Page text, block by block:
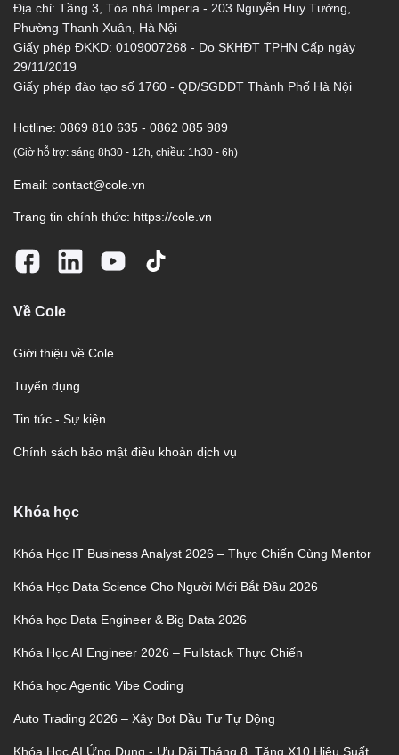
Địa chỉ: Tầng 3, Tòa nhà Imperia - 203 Nguyễn Huy Tưởng,
Phường Thanh Xuân, Hà Nội
Giấy phép ĐKKD: 0109007268 - Do SKHĐT TPHN Cấp ngày
29/11/2019
Giấy phép đào tạo số 1760 - QĐ/SGDĐT Thành Phố Hà Nội
Hotline: 0869 810 635 - 0862 085 989
(Giờ hỗ trợ: sáng 8h30 - 12h, chiều: 1h30 - 6h)
Email: contact@cole.vn
Trang tin chính thức: https://cole.vn
Về Cole
Giới thiệu về Cole
Tuyển dụng
Tin tức - Sự kiện
Chính sách bảo mật điều khoản dịch vụ
Khóa học
Khóa Học IT Business Analyst 2026 – Thực Chiến Cùng Mentor
Khóa Học Data Science Cho Người Mới Bắt Đầu 2026
Khóa học Data Engineer & Big Data 2026
Khóa Học AI Engineer 2026 – Fullstack Thực Chiến
Khóa học Agentic Vibe Coding
Auto Trading 2026 – Xây Bot Đầu Tư Tự Động
Khóa Học AI Ứng Dụng - Ưu Đãi Tháng 8, Tăng X10 Hiệu Suất